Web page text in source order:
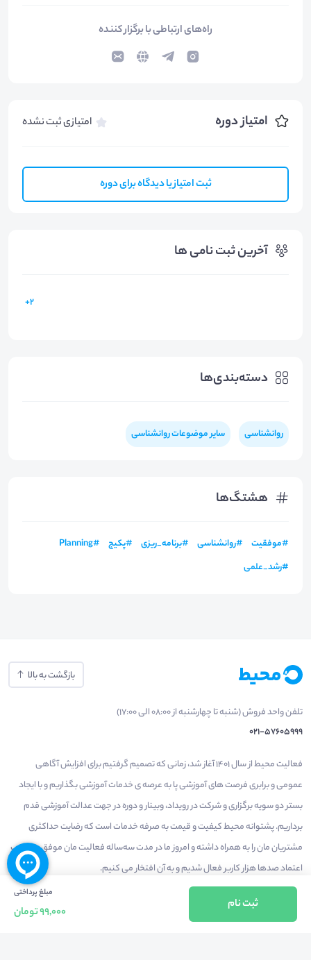
راه‌های ارتباطی با برگزار کننده
امتیاز دوره امتیازی ثبت نشده
ثبت امتیاز یا دیدگاه برای دوره
آخرین ثبت نامی ها
2+
دسته‌بندی‌ها
روانشناسی سایر موضوعات روانشناسی
هشتگ‌ها
#موفقیت #روانشناسی #برنامه_ریزی #پکیج #
Planning
#رشد_علمی
مبلغ پرداختی
99,000 تومان
ثبت نام
بازگشت به بالا
تلفن واحد فروش (شنبه تا چهارشنبه از 08:00 الی 17:00)
021-57605999
فعالیت محیط از سال 1401 آغاز شد، زمانی که تصمیم گرفتیم برای افزایش آگاهی
عمومی و برابری فرصت های آموزشی پا به عرصه ی خدمات آموزشی بگذاریم و با ایجاد
بستر دو سویه برگزاری و شرکت در رویداد، وبینار و دوره در جهت عدالت آموزشی قدم
برداریم. پشتوانه محیط کیفیت و قیمت به صرفه خدمات است که رضایت حداکثری
مشتریان مان را به همراه داشته و امروز ما در مدت سه‌ساله فعالیت مان موفق به کسب
اعتماد صدها هزار کاربر فعال شدیم و به آن افتخار می‌ کنیم.